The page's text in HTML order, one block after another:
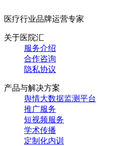
医疗行业品牌运营专家
关于医院汇
服务介绍
合作咨询
隐私协议
产品与解决方案
舆情大数据监测平台
推广服务
短视频服务
学术传播
定制化内训